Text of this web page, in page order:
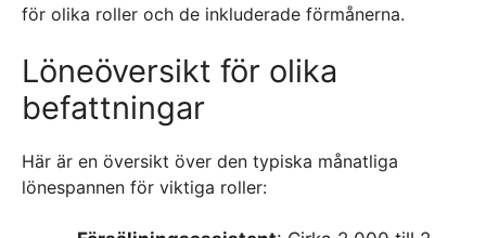
för olika roller och de inkluderade förmånerna.
Löneöversikt för olika
befattningar
Här är en översikt över den typiska månatliga
lönespannen för viktiga roller: